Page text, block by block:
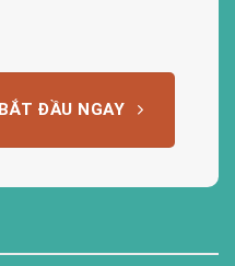
BẮT ĐẦU NGAY